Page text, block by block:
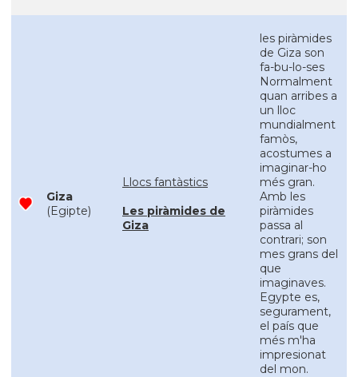
Giza
(Egipte)
Llocs fantàstics
Les piràmides de
Giza
les piràmides
de Giza son
fa-bu-lo-ses
Normalment
quan arribes a
un lloc
mundialment
famòs,
acostumes a
imaginar-ho
més gran.
Amb les
piràmides
passa al
contrari; son
mes grans del
que
imaginaves.
Egypte es,
segurament,
el país que
més m'ha
impresionat
del mon.